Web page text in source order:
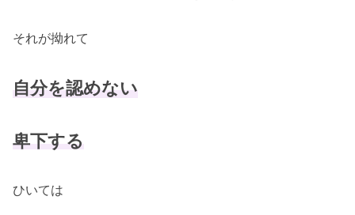
それが拗れて
自分を認めない
卑下する
ひいては